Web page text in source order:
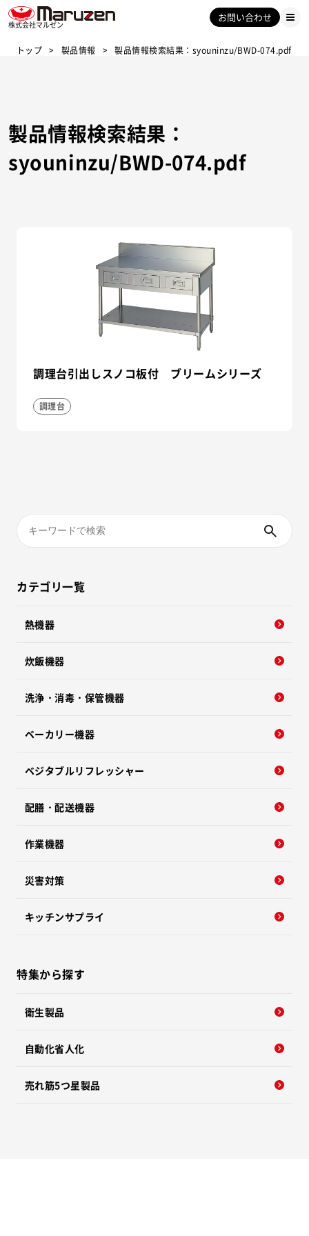
株式会社マルゼン
お問い合わせ
トップ 製品情報 製品情報検索結果：syouninzu/BWD-074.pdf
製品情報検索結果：
syouninzu/BWD-074.pdf
調理台引出しスノコ板付 ブリームシリーズ
調理台
カテゴリ一覧
熱機器
炊飯機器
洗浄・消毒・保管機器
ベーカリー機器
ベジタブルリフレッシャー
配膳・配送機器
作業機器
災害対策
キッチンサプライ
特集から探す
衛生製品
自動化省人化
売れ筋5つ星製品